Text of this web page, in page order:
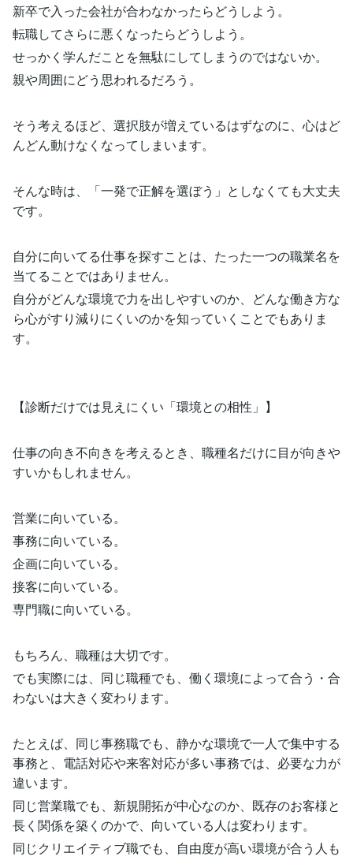
新卒で入った会社が合わなかったらどうしよう。
転職してさらに悪くなったらどうしよう。
せっかく学んだことを無駄にしてしまうのではないか。
親や周囲にどう思われるだろう。
そう考えるほど、選択肢が増えているはずなのに、心はど
んどん動けなくなってしまいます。
そんな時は、「一発で正解を選ぼう」としなくても大丈夫
です。
自分に向いてる仕事を探すことは、たった一つの職業名を
当てることではありません。
自分がどんな環境で力を出しやすいのか、どんな働き方な
ら心がすり減りにくいのかを知っていくことでもありま
す。
【診断だけでは見えにくい「環境との相性」】
仕事の向き不向きを考えるとき、職種名だけに目が向きや
すいかもしれません。
営業に向いている。
事務に向いている。
企画に向いている。
接客に向いている。
専門職に向いている。
もちろん、職種は大切です。
でも実際には、同じ職種でも、働く環境によって合う・合
わないは大きく変わります。
たとえば、同じ事務職でも、静かな環境で一人で集中する
事務と、電話対応や来客対応が多い事務では、必要な力が
違います。
同じ営業職でも、新規開拓が中心なのか、既存のお客様と
長く関係を築くのかで、向いている人は変わります。
同じクリエイティブ職でも、自由度が高い環境が合う人も